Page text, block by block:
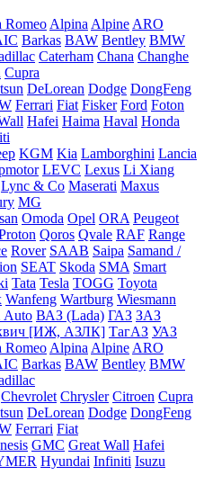
Romeo Alpina Alpine ARO
Barkas BAW Bentley BMW
Caterham Chana Changhe
Cupra
DeLorean Dodge DongFeng
Ferrari Fiat Fisker Ford Foton
Hafei Haima Haval Honda
KGM Kia Lamborghini Lancia
LEVC Lexus Li Xiang
Lync & Co Maserati Maxus
MG
Omoda Opel ORA Peugeot
Qoros Qvale RAF Range
Rover SAAB Saipa Samand /
SEAT Skoda SMA Smart
Tata Tesla TOGG Toyota
Wanfeng Wartburg Wiesmann
Auto ВАЗ (Lada) ГАЗ ЗАЗ
[ИЖ, АЗЛК] ТагАЗ УАЗ
Romeo Alpina Alpine ARO
Barkas BAW Bentley BMW
Chevrolet Chrysler Citroen Cupra
DeLorean Dodge DongFeng
Ferrari Fiat
GMC Great Wall Hafei
Hyundai Infiniti Isuzu